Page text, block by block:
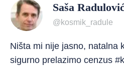
Saša
@kosmik_radule
Ništa mi nije jasno, natalna
sigurno prelazimo cenzus